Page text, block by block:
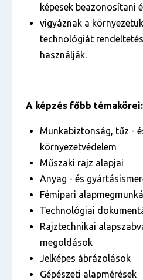
képesek beazonosítani
vigyáznak a
technológiát
használják.
A képzés főbb témakörei:
Munkabiztonság, tűz -
környezetvédelem
Műszaki rajz alapjai
Anyag - és
Fémipari
Technológiai
Rajztechnikai
megoldások
Jelképes ábrázolások
Gépészeti alapmérések